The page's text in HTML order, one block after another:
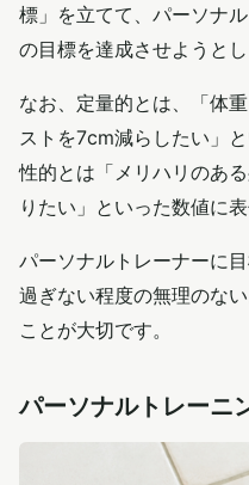
標」を立てて、パーソナ
の目標を達成させようとし
なお、定量的とは、「体
ストを7cm減らしたい」
性的とは「メリハリのあ
りたい」といった数値に
パーソナルトレーナーに
過ぎない程度の無理のな
ことが大切です。
パーソナルトレーニ